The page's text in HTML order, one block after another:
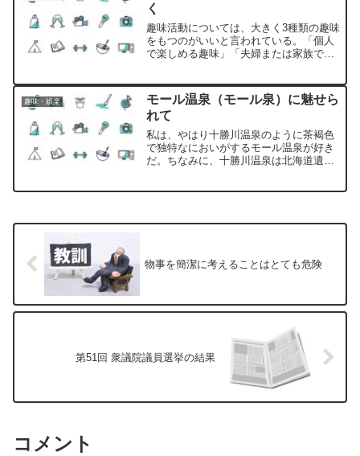
く
趣味活動については、大きく3種類の趣味
をもつのがいいと言われている。「個人
で楽しめる趣味」「夫婦または家族で楽
趣味・娯楽
モール温泉（モール泉）に魅せら
れて
私は、やはり十勝川温泉のように茶褐色
で独特なにおいがするモール温泉が好き
だ。ちなみに、十勝川温泉は北海道遺産
物事を簡潔に考えることはとても危険
第51回 衆議院議員選挙の結果
コメント